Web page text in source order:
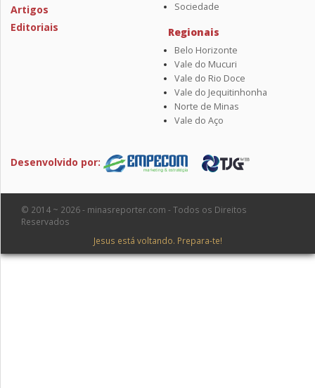
Artigos
Editoriais
Sociedade
Regionais
Belo Horizonte
Vale do Mucuri
Vale do Rio Doce
Vale do Jequitinhonha
Norte de Minas
Vale do Aço
Desenvolvido por:
© 2014 ~ 2026 - minasreporter.com - Todos os Direitos
Reservados
Jesus está voltando. Prepara-te!